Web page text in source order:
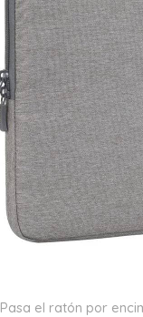
Pasa el ratón por